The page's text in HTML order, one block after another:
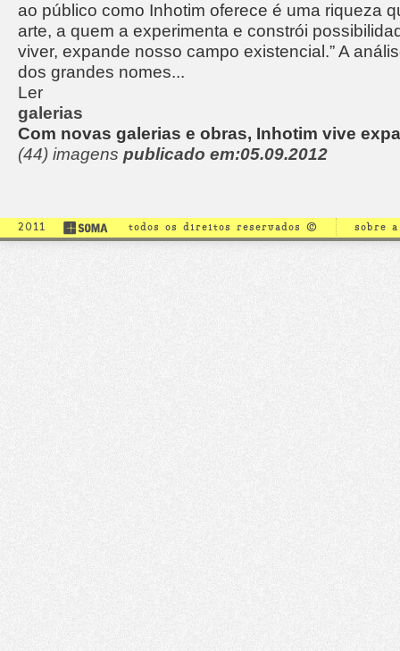
ao público como Inhotim oferece é uma riqueza
arte, a quem a experimenta e constrói
viver, expande nosso campo existencial.” A
dos grandes nomes...
Ler
galerias
Com novas galerias e obras, Inhotim vive
(44) imagens publicado em:05.09.2012
2011 todos os direitos reservados © sobre